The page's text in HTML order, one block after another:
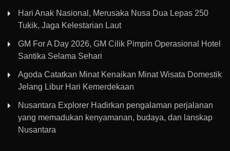
Hari Anak Nasional, Merusaka Nusa Dua Lepas 250
Tukik, Jaga Kelestarian Laut
GM For A Day 2026, GM Cilik Pimpin Operasional Hotel
Santika Selama Sehari
Agoda Catatkan Minat Kenaikan Minat Wisata Domestik
Jelang Libur Hari Kemerdekaan
Nusantara Explorer Hadirkan pengalaman perjalanan
yang memadukan kenyamanan, budaya, dan lanskap
Nusantara